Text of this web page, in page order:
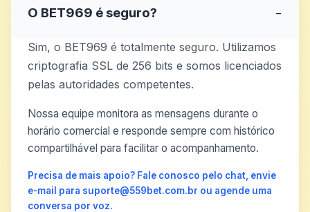
O BET969 é seguro? −
Sim, o BET969 é totalmente seguro. Utilizamos
criptografia SSL de 256 bits e somos licenciados
pelas autoridades competentes.
Nossa equipe monitora as mensagens durante o
horário comercial e responde sempre com histórico
compartilhável para facilitar o acompanhamento.
Precisa de mais apoio? Fale conosco pelo chat, envie
e-mail para suporte@559bet.com.br ou agende uma
conversa por voz.